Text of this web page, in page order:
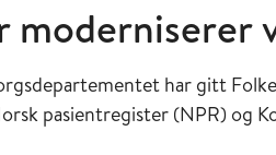
moderniserer
har gitt
pasientregister (NPR) og